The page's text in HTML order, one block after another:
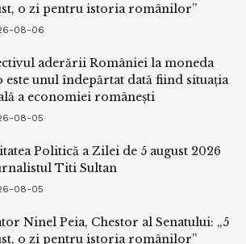
o zi pentru istoria românilor”
08-06
aderării României la moneda
este unul îndepărtat dată fiind situația
a economiei românești
08-05
Politică a Zilei de 5 august 2026
Titi Sultan
08-05
Ninel Peia, Chestor al Senatului: „5
o zi pentru istoria românilor”